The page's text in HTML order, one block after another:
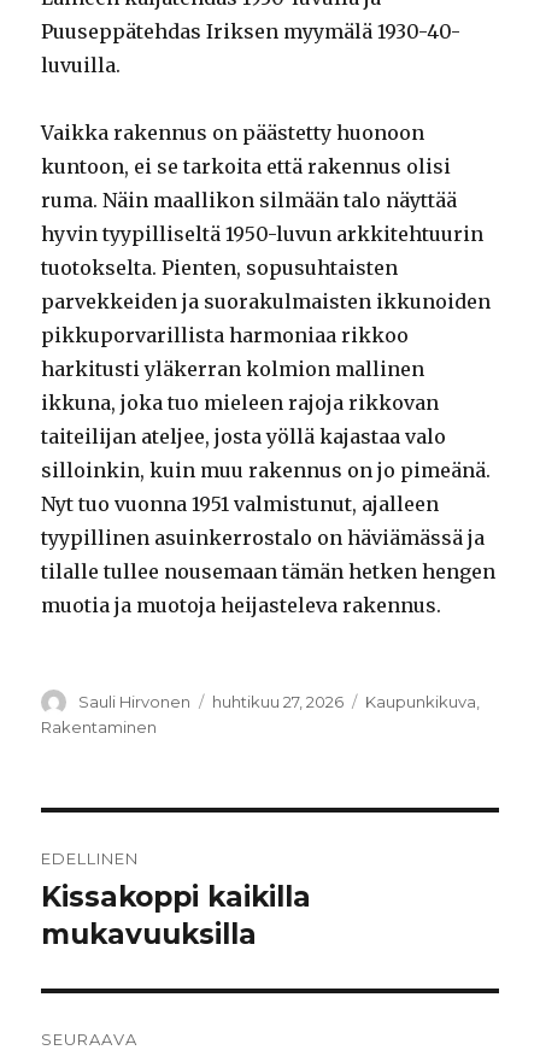
Puuseppätehdas Iriksen myymälä 1930-40-
luvuilla.
Vaikka rakennus on päästetty huonoon
kuntoon, ei se tarkoita että rakennus olisi
ruma. Näin maallikon silmään talo näyttää
hyvin tyypilliseltä 1950-luvun arkkitehtuurin
tuotokselta. Pienten, sopusuhtaisten
parvekkeiden ja suorakulmaisten ikkunoiden
pikkuporvarillista harmoniaa rikkoo
harkitusti yläkerran kolmion mallinen
ikkuna, joka tuo mieleen rajoja rikkovan
taiteilijan ateljee, josta yöllä kajastaa valo
silloinkin, kuin muu rakennus on jo pimeänä.
Nyt tuo vuonna 1951 valmistunut, ajalleen
tyypillinen asuinkerrostalo on häviämässä ja
tilalle tullee nousemaan tämän hetken hengen
muotia ja muotoja heijasteleva rakennus.
Kirjoittaja
Sauli Hirvonen Julkaistu
huhtikuu 27, 2026 Kategoriat
Kaupunkikuva
Rakentaminen
selaus
EDELLINEN
Edellinen
artikkeli:
Kissakoppi kaikilla
mukavuuksilla
SEURAAVA